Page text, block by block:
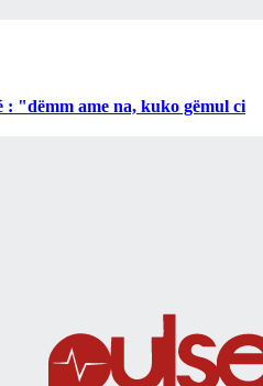
: "dëmm ame na, kuko gëmul ci